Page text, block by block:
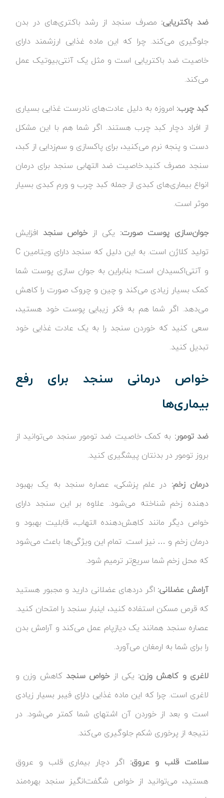
ضد باکتریایی: مصرف سنجد از رشد باکتری‌های در بدن
جلوگیری می‌کند. چرا که این ماده غذایی ارزشمند دارای
خاصیت ضد باکتریایی است و مثل یک آنتی‌بیوتیک عمل
می‌کند.
کبد چرب: امروزه به دلیل عادت‌های نادرست غذایی بسیاری
از افراد دچار کبد چرب هستند. اگر شما هم با این مشکل
دست و پنجه نرم می‌کنید، برای پاکسازی و سم‌زدایی از کبد،
سنجد مصرف کنید.خاصیت ضد التهابی سنجد برای درمان
انواع بیماری‌های کبدی از جمله کبد چرب و ورم کبدی بسیار
موثر است.
جوان‌سازی پوست صورت: یکی ازخواص سنجد افزایش
تولید کلاژن است. به این دلیل که سنجد دارای ویتامین C
و آنتی‌اکسیدان است؛ بنابراین به جوان سازی پوست شما
کمک بسیار زیادی می‌کند و چین و چروک صورت را کاهش
می‌دهد. اگر شما هم به فکر زیبایی پوست خود هستید،
سعی کنید که خوردن سنجد را به یک عادت غذایی خود
تبدیل کنید.
خواص درمانی سنجد برای رفع
بیماری‌ها
ضد تومور: به کمک خاصیت ضد تومور سنجد می‌توانید از
بروز تومور در بدنتان پیشگیری کنید.
درمان زخم‌: در علم پزشکی، عصاره سنجد به یک بهبود
دهنده زخم شناخته می‌شود. علاوه بر این سنجد دارای
خواص دیگر مانند کاهش‌دهنده التهاب، قابلیت بهبود و
درمان زخم و … نیز است. تمام این ویژگی‌ها باعث می‌شود
که محل زخم شما سریع‌تر ترمیم شود.
آرامش عضلانی: اگر دردهای عضلانی دارید و مجبور هستید
که قرص مسکن استفاده کنید، اینبار سنجد را امتحان کنید.
عصاره سنجد همانند یک دیازپام عمل می‌کند و آرامش بدن
را برای شما به ارمغان می‌آورد.
لاغری و کاهش وزن: یکی ازخواص سنجد کاهش وزن و
لاغری است. چرا که این ماده غذایی دارای فیبر بسیار زیادی
است و بعد از خوردن آن اشتهای شما کمتر می‌شود. در
نتیجه از پرخوری شکم جلوگیری می‌کند.
سلامت قلب و عروق: اگر دچار بیماری‌ قلب و عروق
هستید، می‌توانید از خواص شگفت‌انگیز سنجد بهره‌مند